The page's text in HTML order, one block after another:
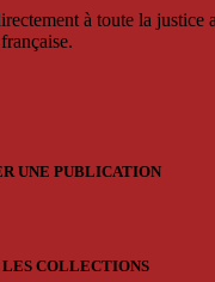
à toute la justice
UNE PUBLICATION
LES COLLECTIONS